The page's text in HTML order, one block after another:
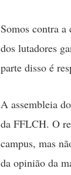
Somos contra a
dos lutadores
parte disso é
A assembleia
da FFLCH. O
campus, mas
da opinião da